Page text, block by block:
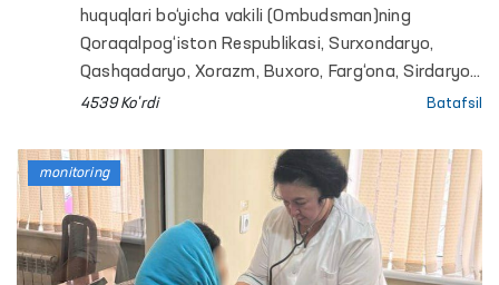
huquqlari bo‘yicha vakili (Ombudsman)ning
Qoraqalpog‘iston Respublikasi, Surxondaryo,
Qashqadaryo, Xorazm, Buxoro, Farg‘ona, Sirdaryo
va Namangan viloyatlari hamda Toshkent
erkinligi cheklangan shaxslar saqlanadigan yopiq
muassasalarga monitoring tashriflarini amalga
oshirishdi. Ularda jamoatchilik guruhi aʼzolari ham
ishtirok etishdi.
4539 Ko'rdi Batafsil
monitoring